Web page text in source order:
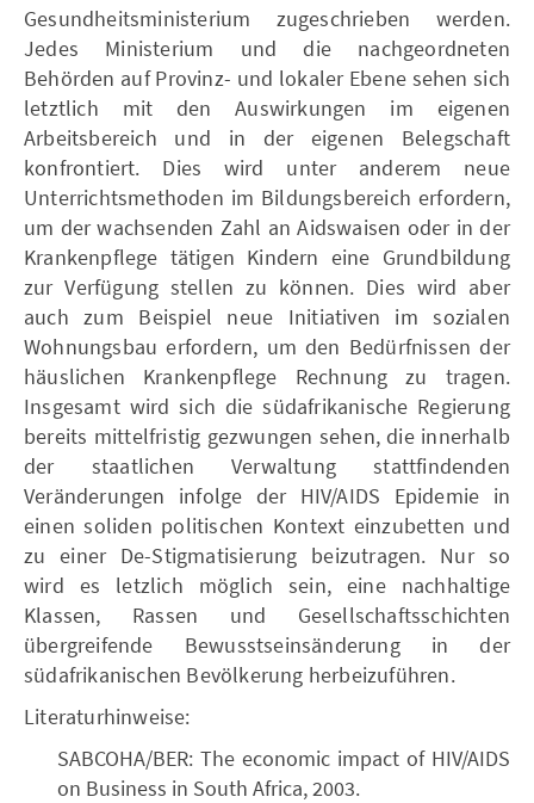
Gesundheitsministerium zugeschrieben werden.
Jedes Ministerium und die nachgeordneten
Behörden auf Provinz- und lokaler Ebene sehen sich
letztlich mit den Auswirkungen im eigenen
Arbeitsbereich und in der eigenen Belegschaft
konfrontiert. Dies wird unter anderem neue
Unterrichtsmethoden im Bildungsbereich erfordern,
um der wachsenden Zahl an Aidswaisen oder in der
Krankenpflege tätigen Kindern eine Grundbildung
zur Verfügung stellen zu können. Dies wird aber
auch zum Beispiel neue Initiativen im sozialen
Wohnungsbau erfordern, um den Bedürfnissen der
häuslichen Krankenpflege Rechnung zu tragen.
Insgesamt wird sich die südafrikanische Regierung
bereits mittelfristig gezwungen sehen, die innerhalb
der staatlichen Verwaltung stattfindenden
Veränderungen infolge der HIV/AIDS Epidemie in
einen soliden politischen Kontext einzubetten und
zu einer De-Stigmatisierung beizutragen. Nur so
wird es letzlich möglich sein, eine nachhaltige
Klassen, Rassen und Gesellschaftsschichten
übergreifende Bewusstseinsänderung in der
südafrikanischen Bevölkerung herbeizuführen.
Literaturhinweise:
SABCOHA/BER: The economic impact of HIV/AIDS
on Business in South Africa, 2003.